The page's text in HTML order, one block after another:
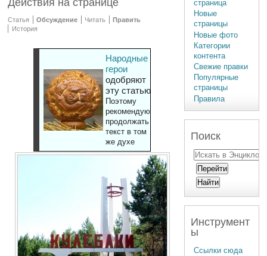
Действия на странице
Статья Обсуждение Читать
Править
История
Народные
герои
одобряют
эту статью
Поэтому
рекомендуют
продолжать
текст в том
же духе
страница
Новые
страницы
Новые фото
Категории
контента
Свежие правки
Популярные
страницы
Правила
Поиск
Инструмент
ы
Ссылки сюда